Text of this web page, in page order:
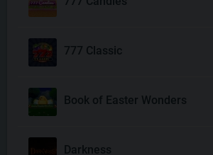
777 Classic
Book of Easter Wonders
Darkness